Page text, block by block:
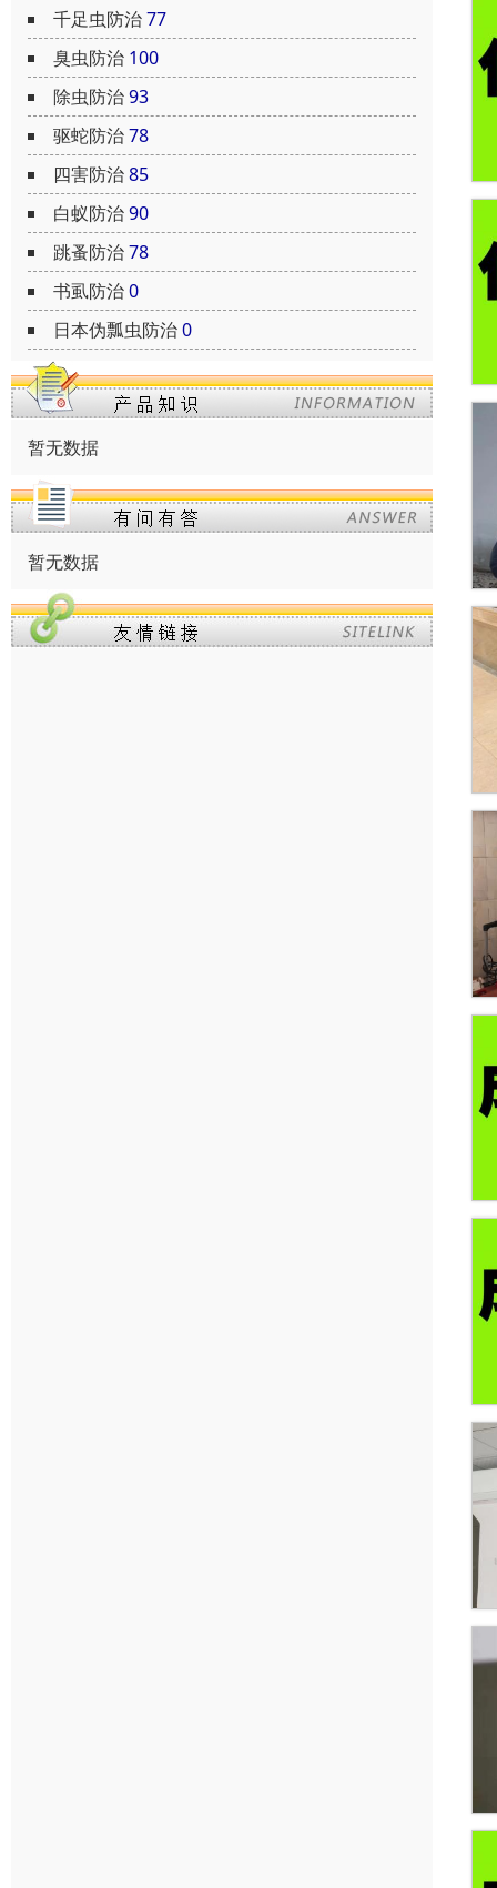
千足虫防治77
臭虫防治 100
除虫防治93
驱蛇防治78
四害防治85
白蚁防治90
跳蚤防治78
书虱防治0
日本伪瓢虫防治0
暂无数据
暂无数据